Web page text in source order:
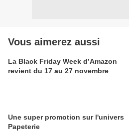
Vous aimerez aussi
La Black Friday Week d’Amazon
revient du 17 au 27 novembre
Une super promotion sur l'univers
Papeterie